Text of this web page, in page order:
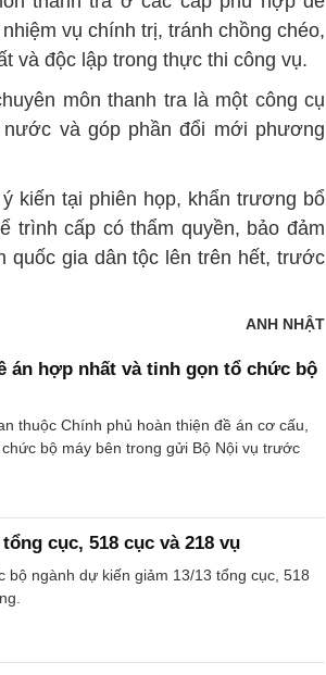
vụ chính trị, tránh chồng chéo,
và độc lập trong thực thi công vụ.
môn thanh tra là một công cụ
và góp phần đổi mới phương
kiến tại phiên họp, khẩn trương bổ
trình cấp có thẩm quyền, bảo đảm
gia dân tộc lên trên hết, trước
ANH NHẬT
án hợp nhất và tinh gọn tổ chức bộ
thuộc Chính phủ hoàn thiện đề án cơ cấu,
bộ máy bên trong gửi Bộ Nội vụ trước
cục, 518 cục và 218 vụ
bộ ngành dự kiến giảm 13/13 tổng cục, 518